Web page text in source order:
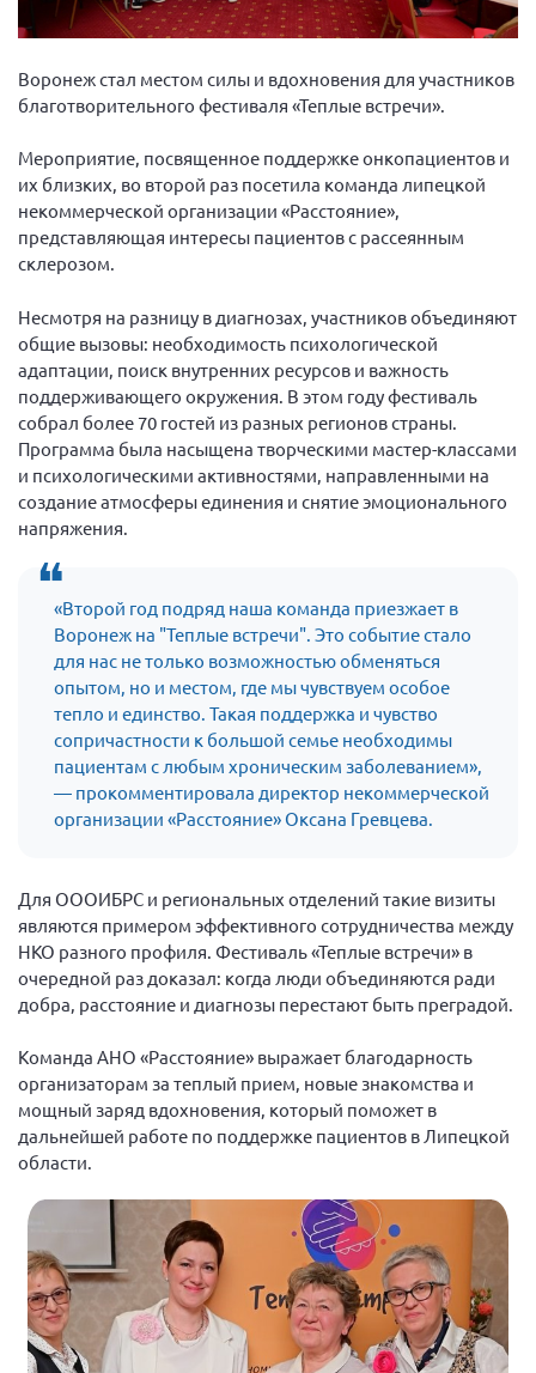
Отдел международных отношений
Вице-президент Валюх М.В.
Вице-президент Цикорин И.В.
Вице-президент Груба Л.В.
Главный бухгалтер Жаворонкова Г.М.
Конференция ОООИБРС 2025
Экспертный совет ОООИБРС 2025
Конференция ОООИБРС 2024
Конференция ОООИБРС 2023
Конференция ОООИБРС 2022
Конференция ОООИБРС 2021
Документы съездов
Первый съезд
Второй съезд
Третий съезд
Четвертый съезд
Пятый съезд
ОФ «Фонд содействия больным рассеянным
Письма и официальные ответы
Методическая литература для НКО
Публичные отчеты
Исследования, аналитика, мнения
"Рассеянный склероз. XX лет работы
ОООИБРС" (25-29.08.2020)
Всероссийская конференция-тренинг
"Рассеянный склероз: новые реалии" (26-
29.05.2022)
Воронеж стал местом силы и вдохновения для участников
благотворительного фестиваля «Теплые встречи».
Мероприятие, посвященное поддержке онкопациентов и
их близких, во второй раз посетила команда липецкой
некоммерческой организации «Расстояние»,
представляющая интересы пациентов с рассеянным
склерозом.
Несмотря на разницу в диагнозах, участников объединяют
общие вызовы: необходимость психологической
адаптации, поиск внутренних ресурсов и важность
поддерживающего окружения. В этом году фестиваль
собрал более 70 гостей из разных регионов страны.
Программа была насыщена творческими мастер-классами
и психологическими активностями, направленными на
создание атмосферы единения и снятие эмоционального
напряжения.
«Второй год подряд наша команда приезжает в
Воронеж на "Теплые встречи". Это событие стало
для нас не только возможностью обменяться
опытом, но и местом, где мы чувствуем особое
тепло и единство. Такая поддержка и чувство
сопричастности к большой семье необходимы
пациентам с любым хроническим заболеванием»,
— прокомментировала директор некоммерческой
организации «Расстояние» Оксана Гревцева.
Для ОООИБРС и региональных отделений такие визиты
являются примером эффективного сотрудничества между
НКО разного профиля. Фестиваль «Теплые встречи» в
очередной раз доказал: когда люди объединяются ради
добра, расстояние и диагнозы перестают быть преградой.
Команда АНО «Расстояние» выражает благодарность
организаторам за теплый прием, новые знакомства и
мощный заряд вдохновения, который поможет в
дальнейшей работе по поддержке пациентов в Липецкой
области.